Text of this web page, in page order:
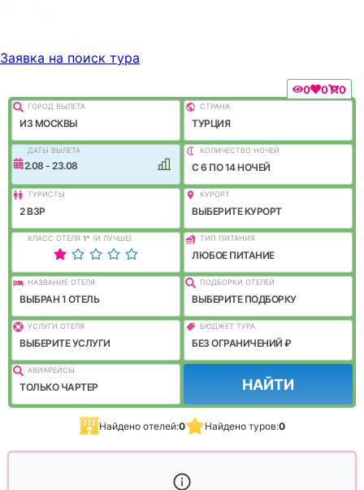
Заявка на поиск тура
0 0 0
ГОРОД ВЫЛEТА
ИЗ МОСКВЫ
СТРАНА
ТУРЦИЯ
ДАТЫ ВЫЛЕТА
12.08 - 23.08
КОЛИЧЕСТВО НОЧЕЙ
C 6 ПО 14 НОЧЕЙ
ТУРИСТЫ
2 ВЗР
КУРОРТ
ВЫБЕРИТЕ КУРОРТ
КЛАСС ОТЕЛЯ 1* (И ЛУЧШЕ) ТИП ПИТАНИЯ
ЛЮБОЕ ПИТАНИЕ
НАЗВАНИЕ ОТЕЛЯ
ВЫБРАН 1 ОТЕЛЬ
ПОДБОРКИ ОТЕЛЕЙ
ВЫБЕРИТЕ ПОДБОРКУ
УСЛУГИ ОТЕЛЯ
ВЫБЕРИТЕ УСЛУГИ
БЮДЖЕТ ТУРА
БЕЗ ОГРАНИЧЕНИЙ ₽
АВИАРЕЙСЫ
ТОЛЬКО ЧАРТЕР НАЙТИ
Найдено отелей:0 Найдено туров:0